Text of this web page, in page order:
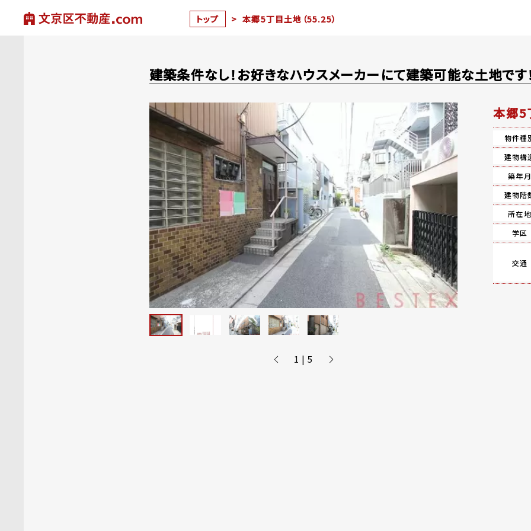
トップ > 本郷5丁目土地（55.25）
建築条件なし！お好きなハウスメーカーにて建築可能な土地です
1 | 5
本郷5
物件種
建物構
築年月
建物階
所在地
学区
交通